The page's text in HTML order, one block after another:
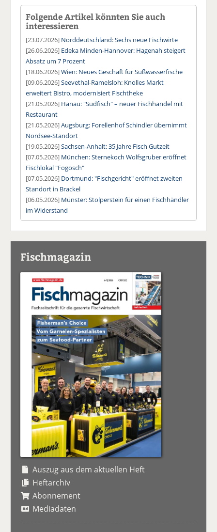
Folgende Artikel könnten Sie auch
interessieren
[23.07.2026] Norddeutschland: Sechs neue Fischwirte
[26.06.2026] Edeka Minden-Hannover: Hagenah steigert
Absatz um 7 Prozent
[18.06.2026]Wien: Neues Geschäft für Süßwasserfische
[09.06.2026]Seevethal-Ramelsloh: Knolles Markt
erweitert Bistro, modernisiert Fischtheke
[21.05.2026] Hanau: "Südfisch" – neuer Fischhandel mit
Restaurant
[21.05.2026]Augsburg: Forellenhof Schindler übernimmt
Nordsee-Standort
[19.05.2026]Sachsen-Anhalt: 35 Jahre Fisch Gutzeit
[07.05.2026] München: Sternekoch Wolfsgruber eröffnet
Fischlokal "Fogosch"
[07.05.2026] Dortmund: "Fischgericht" eröffnet zweiten
Standort in Brackel
[06.05.2026] Münster: Stolperstein für einen Fischhändler
im Widerstand
Fischmagazin
Auszug aus dem aktuellen Heft
Heftarchiv
Abonnement
Mediadaten